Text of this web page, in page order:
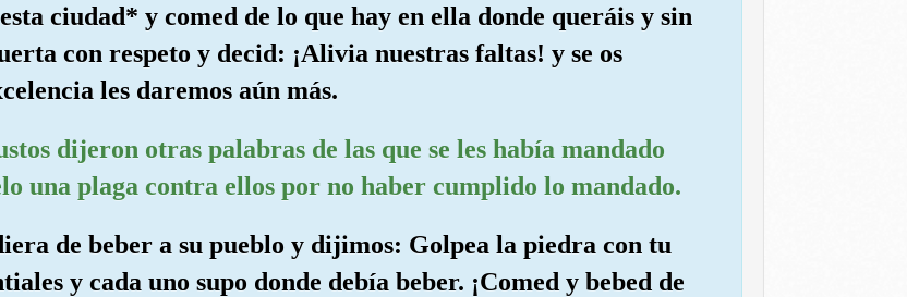
ciudad* y comed de lo que hay en ella donde queráis y sin
con respeto y decid: ¡Alivia nuestras faltas! y se os
les daremos aún más.
dijeron otras palabras de las que se les había mandado
una plaga contra ellos por no haber cumplido lo mandado.
de beber a su pueblo y dijimos: Golpea la piedra con tu
y cada uno supo donde debía beber. ¡Comed y bebed de